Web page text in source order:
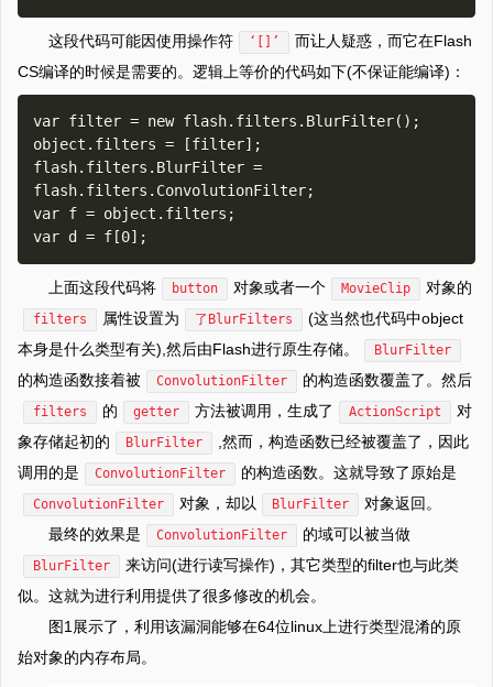
这段代码可能因使用操作符 ‘[]’
而让人疑惑，而它在Flash
CS编译的时候是需要的。逻辑上等价的代码如下(不保证能编译)：
var filter = new flash.filters.BlurFilter();
object.filters = [filter];
flash.filters.BlurFilter =
flash.filters.ConvolutionFilter;
var f = object.filters;
上面这段代码将 button 对象或者一个 MovieClip 对象的
filters 属性设置为 了BlurFilters
(这当然也代码中object
本身是什么类型有关),然后由Flash进行原生存储。
BlurFilter
的构造函数接着被 ConvolutionFilter 的构造函数覆盖了。然后
filters 的 getter 方法被调用，生成了 ActionScript
对
象存储起初的
BlurFilter
,然而，构造函数已经被覆盖了，因此
调用的是
ConvolutionFilter 的构造函数。这就导致了原始是
ConvolutionFilter 对象，却以 BlurFilter
对象返回。
最终的效果是
ConvolutionFilter 的域可以被当做
BlurFilter
来访问(进行读写操作)，其它类型的filter也与此类
似。这就为进行利用提供了很多修改的机会。
图1展示了，利用该漏洞能够在64位linux上进行类型混淆的原
始对象的内存布局。